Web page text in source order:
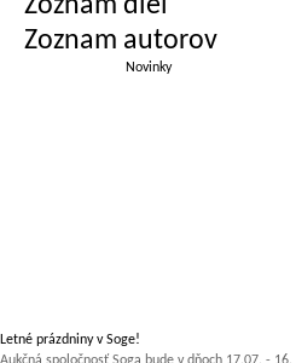
Zoznam diel
Zoznam autorov
Novinky
Letné prázdniny v Soge!